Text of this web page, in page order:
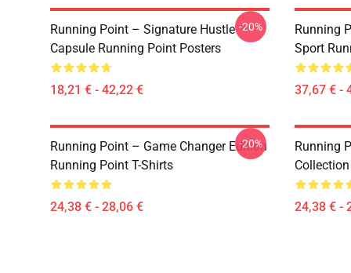
Running Point – Signature Hustle
Capsule Running Point Posters
18,21 € - 42,22 €
-20%
Running
Sport
37,67 € -
Running Point – Game Changer Edition
Running Point T-Shirts
24,38 € - 28,06 €
-20%
Running
24,38 € -